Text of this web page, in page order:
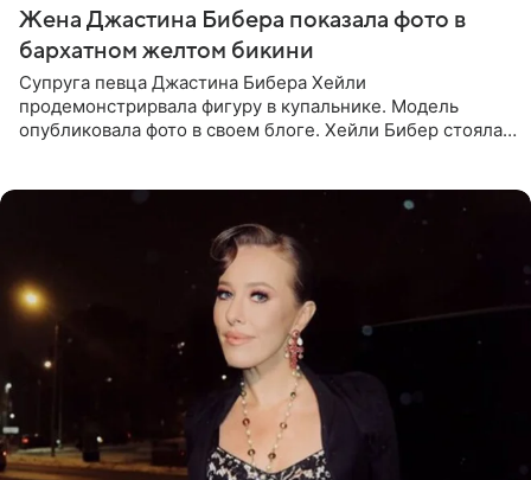
Жена Джастина Бибера показала фото в
бархатном желтом бикини
Супруга певца Джастина Бибера Хейли
продемонстрирвала фигуру в купальнике. Модель
опубликовала фото в своем блоге. Хейли Бибер стояла